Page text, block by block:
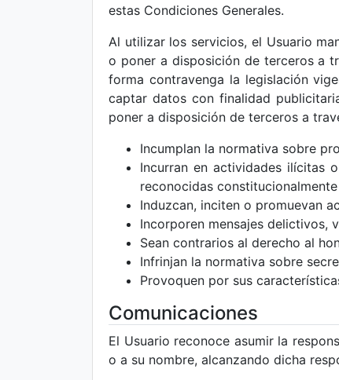
estas Condiciones Generales.
Al utilizar los servicios, el Usuario
o poner a disposición de terceros a
forma contravenga la legislación
captar datos con finalidad
poner a disposición de terceros a
Incumplan la normativa sobre
Incurran en actividades ilícitas
reconocidas
Induzcan, inciten o promuevan
Incorporen mensajes delictivos,
Sean contrarios al derecho al
Infrinjan la normativa sobre
Provoquen por sus
Comunicaciones
El Usuario reconoce asumir la
o a su nombre, alcanzando dicha